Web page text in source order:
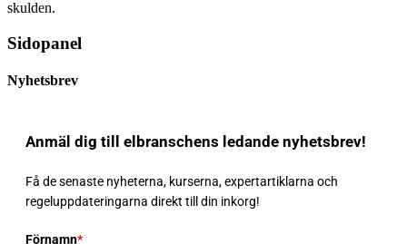
skulden.
Sidopanel
Nyhetsbrev
Anmäl dig till elbranschens ledande nyhetsbrev!
Få de senaste nyheterna, kurserna, expertartiklarna och
regeluppdateringarna direkt till din inkorg!
Förnamn*